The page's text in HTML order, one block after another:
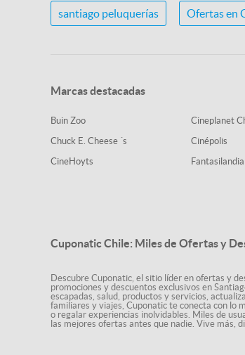
santiago peluquerías Ofertas en
Marcas destacadas
Buin Zoo
Chuck E. Cheese ´s
CineHoyts
Cineplanet
Cinépolis
Fantasilandia
Cuponatic Chile: Miles de Ofertas y
Descubre Cuponatic, el sitio líder en ofertas y
promociones y descuentos exclusivos en
escapadas, salud, productos y servicios,
familiares y viajes, Cuponatic te conecta con lo
o regalar experiencias inolvidables. Miles de
las mejores ofertas antes que nadie. Vive más,